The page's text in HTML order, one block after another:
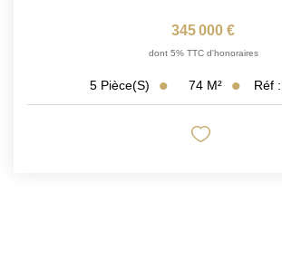
345 000 €
dont 5% TTC d'honoraires
5 Pièce(s) 74 M² Réf :